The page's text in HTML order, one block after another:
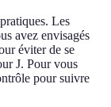
Les
avez envisagés
éviter de se
J. Pour vous
pour suivre